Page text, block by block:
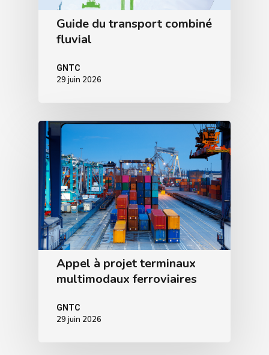
Guide du transport combiné
fluvial
GNTC
29 juin 2026
Appel à projet terminaux
multimodaux ferroviaires
GNTC
29 juin 2026